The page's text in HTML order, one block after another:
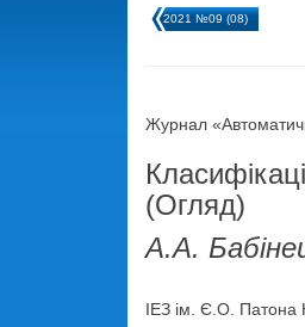
2021 №09 (08)
Журнал
(Огляд)
А.А.
ІЕЗ ім. Є.О. Патона